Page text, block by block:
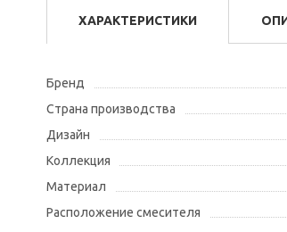
ХАРАКТЕРИСТИКИ
Бренд
Страна производства
Дизайн
Коллекция
Материал
Расположение смесителя